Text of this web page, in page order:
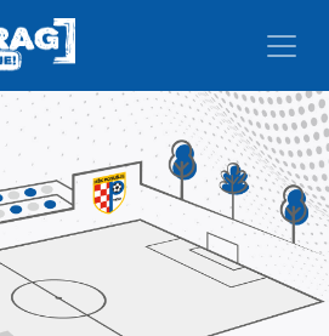
Skip to main content